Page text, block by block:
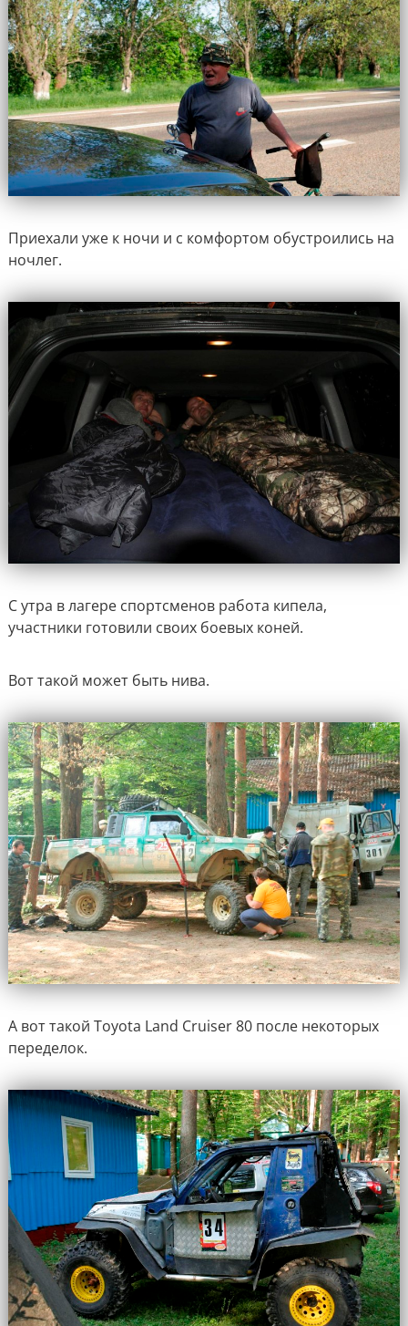
Приехали уже к ночи и с комфортом обустроились на
ночлег.
С утра в лагере спортсменов работа кипела,
участники готовили своих боевых коней.
Вот такой может быть нива.
А вот такой Toyota Land Cruiser 80 после некоторых
переделок.